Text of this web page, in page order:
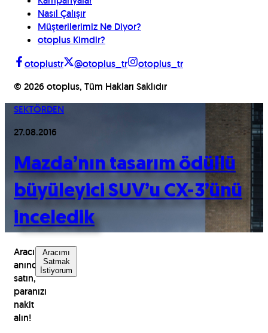
Nasıl Çalışır
Müşterilerimiz Ne Diyor?
otoplus Kimdir?
otoplustr
@otoplus_tr
otoplus_tr
© 2026 otoplus, Tüm Hakları Saklıdır
SEKTÖRDEN
27.08.2016
Mazda’nın tasarım ödüllü
büyüleyici SUV’u CX-3’ünü
inceledik
Aracınızı
anında
satın,
paranızı
nakit
alın!
Aracımı
Satmak
İstiyorum